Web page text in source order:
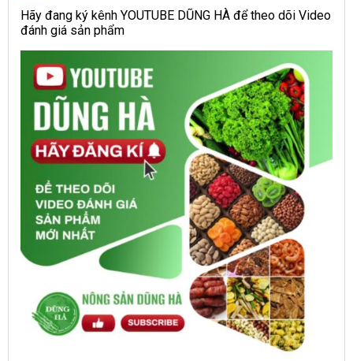
Hãy đang ký kênh YOUTUBE DŨNG HÀ để theo dõi Video
đánh giá sản phẩm